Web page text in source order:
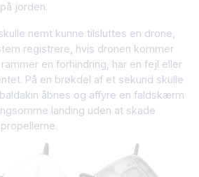
jorden.
nemt kunne tilsluttes en drone,
registrere, hvis dronen kommer
en forhindring, har en fejl eller
På en brøkdel af et sekund skulle
åbnes og affyre en faldskærm
landing uden at skade